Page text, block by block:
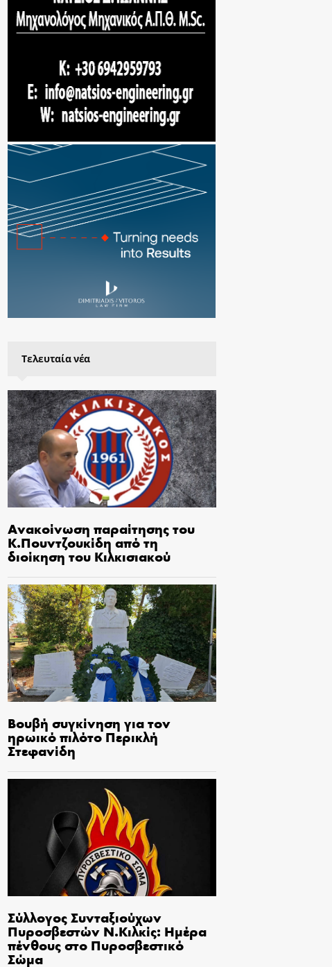
Τελευταία νέα
Ανακοίνωση παραίτησης του
Κ.Πουντζουκίδη από τη
διοίκηση του Κιλκισιακού
Βουβή συγκίνηση για τον
ηρωικό πιλότο Περικλή
Στεφανίδη
Σύλλογος Συνταξιούχων
Πυροσβεστών Ν.Κιλκίς: Ημέρα
πένθους στο Πυροσβεστικό
Σώμα